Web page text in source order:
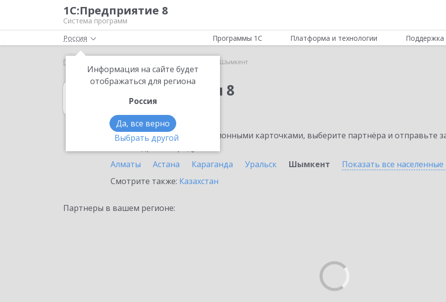
1С:Предприятие 8
Система программ
Россия
Информация на сайте будет
отображаться для региона
Россия
Да, все верно
Выбрать другой
Программы 1С Платформа и технологии Поддержка
Главная Шымкент
1С:Бухгалтерия 8
в Шымкенте
Ознакомьтесь с информационными карточками, выберите партнёра и отправьте
Алматы
Астана Караганда Уральск Шымкент Показать все населенные
Смотрите также: Казахстан
Партнеры в вашем регионе: